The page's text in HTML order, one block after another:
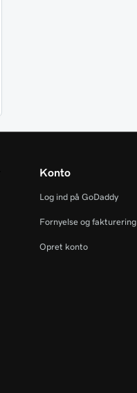
Konto
Log ind på GoDaddy
Fornyelse og fakturering
Opret konto